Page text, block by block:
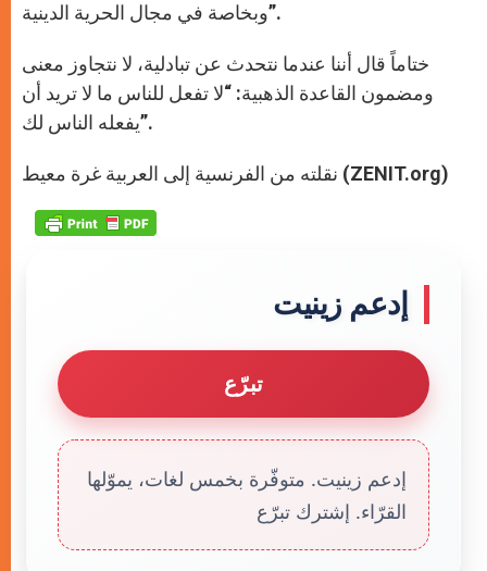
وبخاصة في مجال الحرية الدينية”.
ختاماً قال أننا عندما نتحدث عن تبادلية، لا نتجاوز معنى
ومضمون القاعدة الذهبية: “لا تفعل للناس ما لا تريد أن
يفعله الناس لك”.
نقلته من الفرنسية إلى العربية غرة معيط (ZENIT.org)
إدعم زينيت
تبرّع
إدعم زينيت. متوفّرة بخمس لغات، يموّلها
القرّاء. إشترك تبرّع